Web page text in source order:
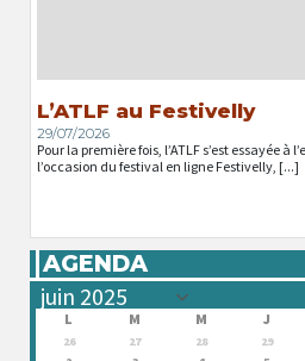
L’ATLF au Festivelly
29/07/2026
Pour la première fois, l’ATLF s’est essayée à
l’occasion du festival en ligne Festivelly, [...]
AGENDA
L M M J
26 27 28 29